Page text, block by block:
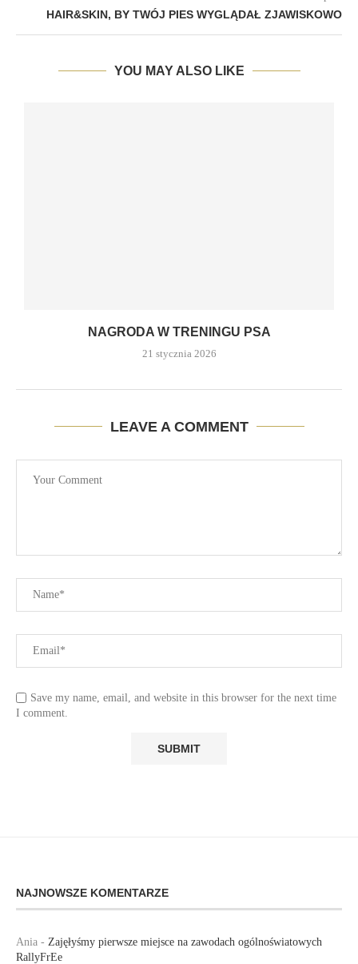
HAIR&SKIN, BY TWÓJ PIES WYGLĄDAŁ ZJAWISKOWO
YOU MAY ALSO LIKE
NAGRODA W TRENINGU PSA
21 stycznia 2026
LEAVE A COMMENT
Save my name, email, and website in this browser for the next time
I comment.
NAJNOWSZE KOMENTARZE
Ania - Zajęłyśmy pierwsze miejsce na zawodach ogólnoświatowych
RallyFrEe